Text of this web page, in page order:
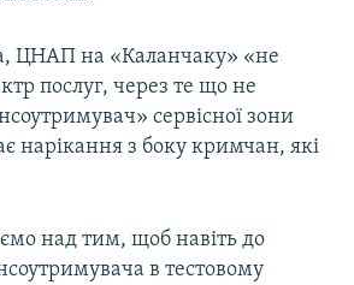
ЦНАП на «Каланчаку» «не
послуг, через те що не
сервісної зони
нарікання з боку кримчан, які
над тим, щоб навіть до
в тестовому